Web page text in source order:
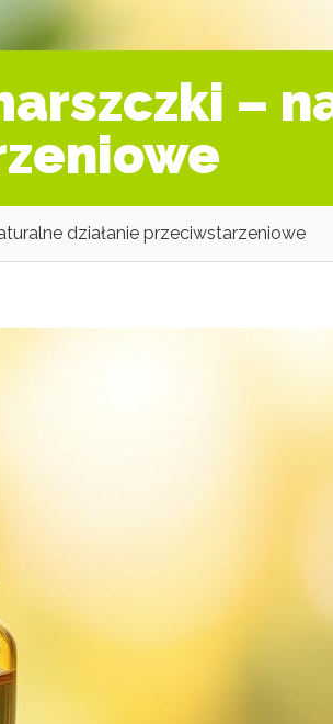
–
działanie przeciwstarzeniowe